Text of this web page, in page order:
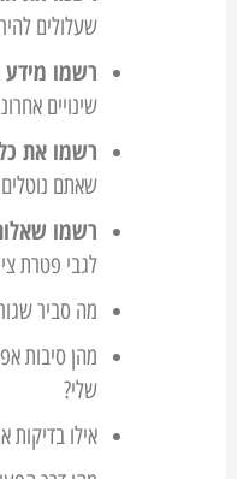
שעלולים
רשמו מידע
שינויים
רשמו את
שאתם
רשמו
לגבי פטרת
מה סביר
מהן סיבות
שלי?
אילו בדיקות